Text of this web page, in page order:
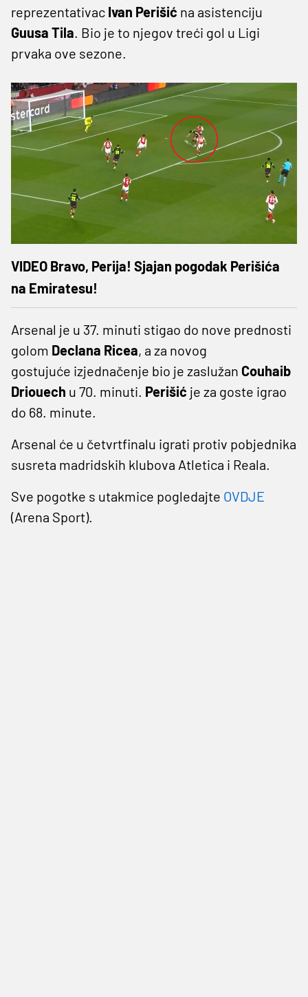
reprezentativac Ivan Perišić na asistenciju
Guusa Tila. Bio je to njegov treći gol u Ligi
prvaka ove sezone.
VIDEO Bravo, Perija! Sjajan pogodak Perišića
na Emiratesu!
Arsenal je u 37. minuti stigao do nove prednosti
golom Declana Ricea, a za novog
gostujuće izjednačenje bio je zaslužan Couhaib
Driouech u 70. minuti. Perišić je za goste igrao
do 68. minute.
Arsenal će u četvrtfinalu igrati protiv pobjednika
susreta madridskih klubova Atletica i Reala.
Sve pogotke s utakmice pogledajte OVDJE
(Arena Sport).